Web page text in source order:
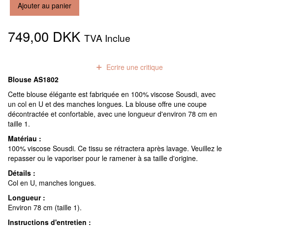
Ajouter au panier
749,00 DKKTVA Inclue
Ecrire une critique
Blouse AS1802
Cette blouse élégante est fabriquée en 100% viscose Sousdi, avec
un col en U et des manches longues. La blouse offre une coupe
décontractée et confortable, avec une longueur d'environ 78 cm en
taille 1.
Matériau :
100% viscose Sousdi. Ce tissu se rétractera après lavage. Veuillez le
repasser ou le vaporiser pour le ramener à sa taille d'origine.
Détails :
Col en U, manches longues.
Longueur :
Environ 78 cm (taille 1).
Instructions d'entretien :